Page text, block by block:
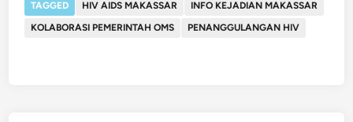
TAGGED HIV AIDS MAKASSAR
INFO KEJADIAN MAKASSAR
KOLABORASI PEMERINTAH OMS
PENANGGULANGAN HIV